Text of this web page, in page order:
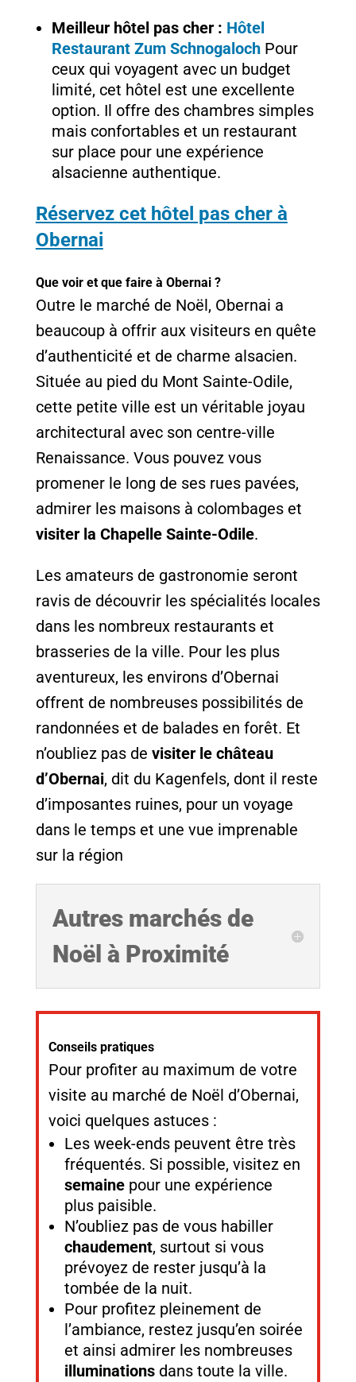
Meilleur hôtel pas cher : Hôtel
Restaurant Zum SchnogalochPour
ceux qui voyagent avec un budget
limité, cet hôtel est une excellente
option. Il offre des chambres simples
mais confortables et un restaurant
sur place pour une expérience
alsacienne authentique.
Réservez cet hôtel pas cher à
Obernai
Que voir et que faire à Obernai ?
Outre le marché de Noël, Obernai a
beaucoup à offrir aux visiteurs en quête
d’authenticité et de charme alsacien.
Située au pied du Mont Sainte-Odile,
cette petite ville est un véritable joyau
architectural avec son centre-ville
Renaissance. Vous pouvez vous
promener le long de ses rues pavées,
admirer les maisons à colombages et
visiter la Chapelle Sainte-Odile.
Les amateurs de gastronomie seront
ravis de découvrir les spécialités locales
dans les nombreux restaurants et
brasseries de la ville. Pour les plus
aventureux, les environs d’Obernai
offrent de nombreuses possibilités de
randonnées et de balades en forêt. Et
n’oubliez pas de visiter le château
d’Obernai, dit du Kagenfels, dont il reste
d’imposantes ruines, pour un voyage
dans le temps et une vue imprenable
sur la région
Autres marchés de
Noël à Proximité
Conseils pratiques
Pour profiter au maximum de votre
visite au marché de Noël d’Obernai,
voici quelques astuces :
Les week-ends peuvent être très
fréquentés. Si possible, visitez en
semainepour une expérience
plus paisible.
N’oubliez pas de vous habiller
chaudement, surtout si vous
prévoyez de rester jusqu’à la
tombée de la nuit.
Pour profitez pleinement de
l’ambiance, restez jusqu’en soirée
et ainsi admirer les nombreuses
illuminationsdans toute la ville.